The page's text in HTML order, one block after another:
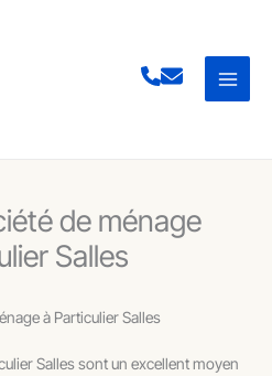
de ménage
Salles
à Particulier Salles
Salles sont un excellent moyen